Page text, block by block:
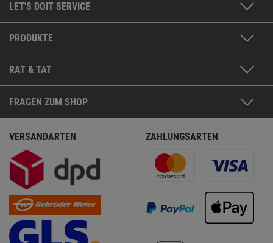
LET'S DOIT SERVICE
PRODUKTE
RAT & TAT
FRAGEN ZUM SHOP
VERSANDARTEN ZAHLUNGSARTEN